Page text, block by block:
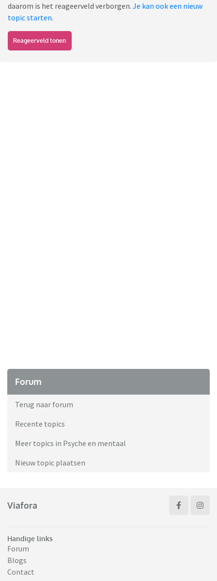
daarom is het reageerveld verborgen. Je kan ook een nieuw
topic starten.
Reageerveld tonen
Forum
Terug naar forum
Recente topics
Meer topics in Psyche en mentaal
Nieuw topic plaatsen
Viafora
Handige links
Forum
Blogs
Contact